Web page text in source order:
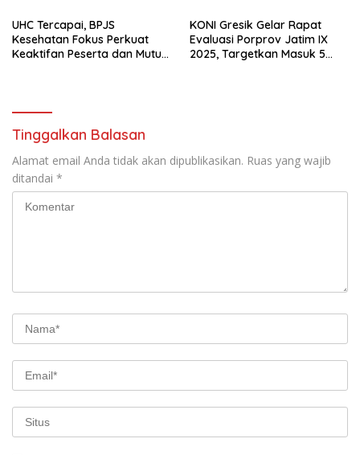
UHC Tercapai, BPJS
Kesehatan Fokus Perkuat
Keaktifan Peserta dan Mutu
KONI Gresik Gelar Rapat
Evaluasi Porprov Jatim IX
2025, Targetkan Masuk 5
Tinggalkan Balasan
Alamat email Anda tidak akan dipublikasikan. Ruas yang wajib
ditandai *